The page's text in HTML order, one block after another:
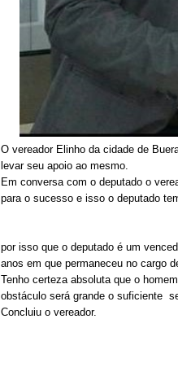
O vereador Elinho da cidade de
levar seu apoio ao mesmo.
Em conversa com o deputado o
para o sucesso e isso o deputado
por isso que o deputado é um
anos em que permaneceu no cargo
Tenho certeza absoluta que o
obstáculo será grande o suficiente
Concluiu o vereador.